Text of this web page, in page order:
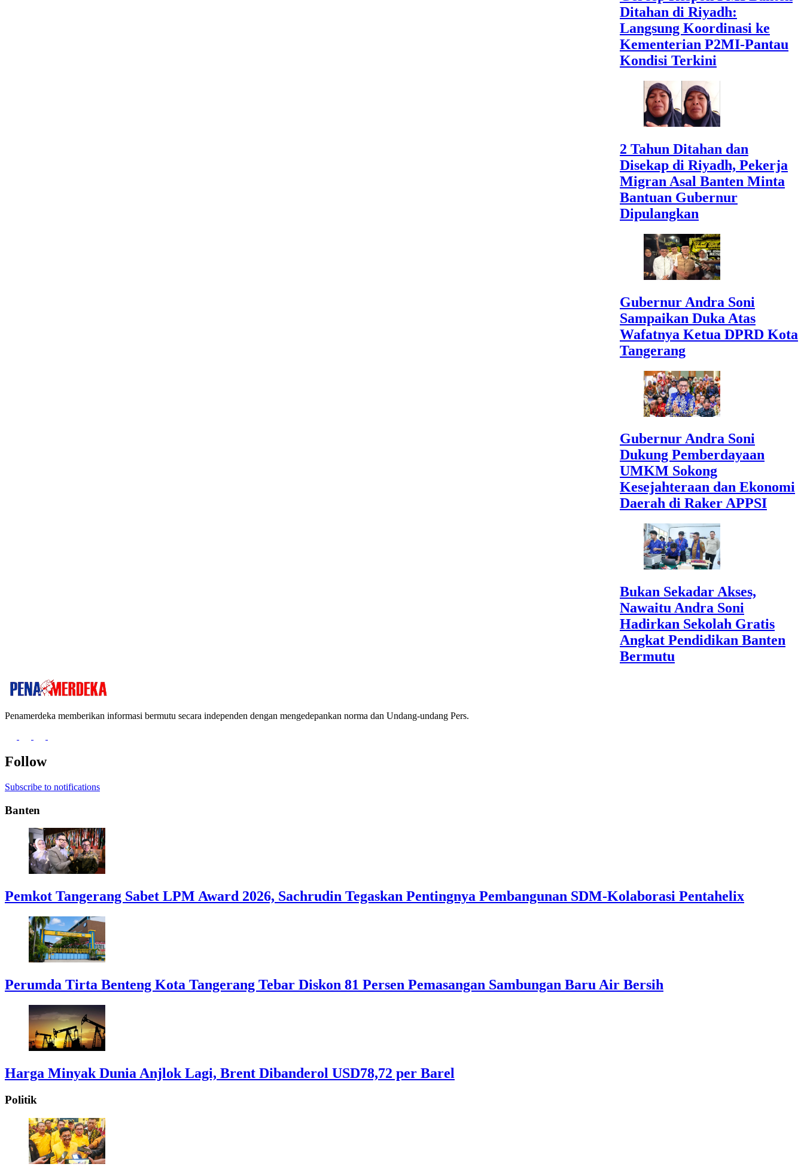
Ditahan di Riyadh:
Langsung Koordinasi ke
Kementerian P2MI-Pantau
Kondisi Terkini
2 Tahun Ditahan dan
Disekap di Riyadh, Pekerja
Migran Asal Banten Minta
Bantuan Gubernur
Dipulangkan
Gubernur Andra Soni
Sampaikan Duka Atas
Wafatnya Ketua DPRD Kota
Tangerang
Gubernur Andra Soni
Dukung Pemberdayaan
UMKM Sokong
Kesejahteraan dan Ekonomi
Daerah di Raker APPSI
Bukan Sekadar Akses,
Nawaitu Andra Soni
Hadirkan Sekolah Gratis
Angkat Pendidikan Banten
Bermutu
Penamerdeka memberikan informasi bermutu secara independen dengan mengedepankan norma dan Undang-undang Pers.
Follow
Subscribe to notifications
Banten
Pemkot Tangerang Sabet LPM Award 2026, Sachrudin Tegaskan Pentingnya Pembangunan SDM-Kolaborasi Pentahelix
Perumda Tirta Benteng Kota Tangerang Tebar Diskon 81 Persen Pemasangan Sambungan Baru Air Bersih
Harga Minyak Dunia Anjlok Lagi, Brent Dibanderol USD78,72 per Barel
Politik